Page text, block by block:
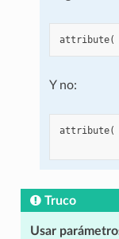
attribute(
Y no:
attribute(
Truco
Usar